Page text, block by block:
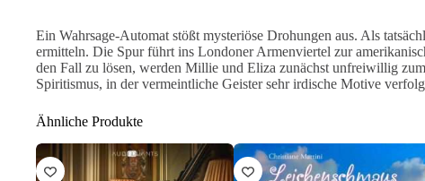
Ein Wahrsage-Automat stößt mysteriöse Drohungen aus. Als
ermitteln. Die Spur führt ins Londoner Armenviertel zur
den Fall zu lösen, werden Millie und Eliza zunächst unfreiwillig
Spiritismus, in der vermeintliche Geister sehr irdische Motive
Ähnliche Produkte